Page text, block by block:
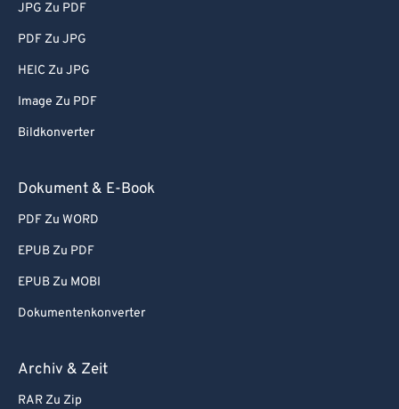
JPG Zu PDF
PDF Zu JPG
HEIC Zu JPG
Image Zu PDF
Bildkonverter
Dokument & E-Book
PDF Zu WORD
EPUB Zu PDF
EPUB Zu MOBI
Dokumentenkonverter
Archiv & Zeit
RAR Zu Zip